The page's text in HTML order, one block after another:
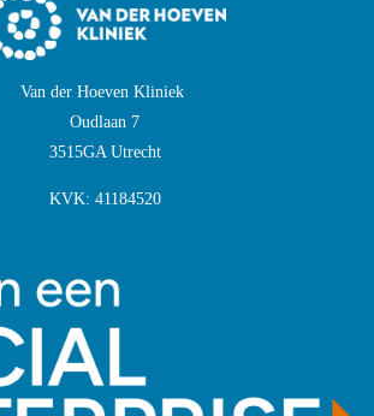
Van der Hoeven Kliniek
Oudlaan 7
3515GA Utrecht
KVK: 41184520